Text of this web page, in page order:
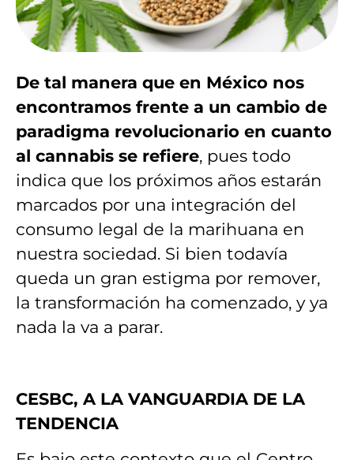
De tal manera que en México nos
encontramos frente a un cambio de
paradigma revolucionario en cuanto
al cannabis se refiere, pues todo
indica que los próximos años estarán
marcados por una integración del
consumo legal de la marihuana en
nuestra sociedad. Si bien todavía
queda un gran estigma por remover,
la transformación ha comenzado, y ya
nada la va a parar.
CESBC, A LA VANGUARDIA DE LA
TENDENCIA